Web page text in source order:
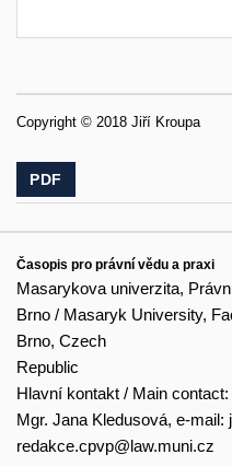
Copyright © 2018 Jiří Kroupa
PDF
Časopis pro právní vědu a praxi
Masarykova univerzita,
Brno / Masaryk University,
Brno, Czech
Republic
Hlavní kontakt / Main contact:
Mgr. Jana Kledusová, e-mail:
redakce.cpvp@law.muni.cz